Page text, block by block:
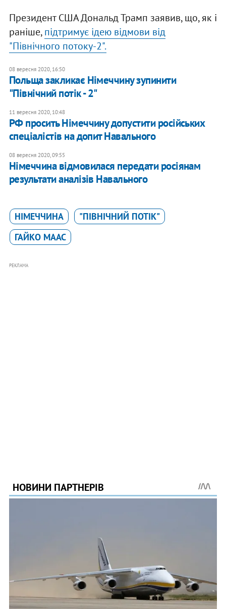
Президент США Дональд Трамп заявив, що, як і
раніше,підтримує ідею відмови від
"Північного потоку-2".
08 вересня 2020, 16:50
Польща закликає Німеччину зупинити
"Північний потік - 2"
11 вересня 2020, 10:48
РФ просить Німеччину допустити російських
спеціалістів на допит Навального
08 вересня 2020, 09:55
Німеччина відмовилася передати росіянам
результати аналізів Навального
НІМЕЧЧИНА
"ПІВНІЧНИЙ ПОТІК"
ГАЙКО МААС
РЕКЛАМА